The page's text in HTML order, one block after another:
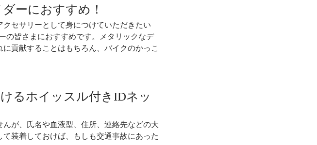
ーにおすすめ！
セサリーとして身につけていただきたい
の皆さまにおすすめです。メタリックなデ
貢献することはもちろん、バイクのかっこ
るホイッスル付きIDネッ
が、氏名や血液型、住所、連絡先などの大
装着しておけば、もしも交通事故にあった